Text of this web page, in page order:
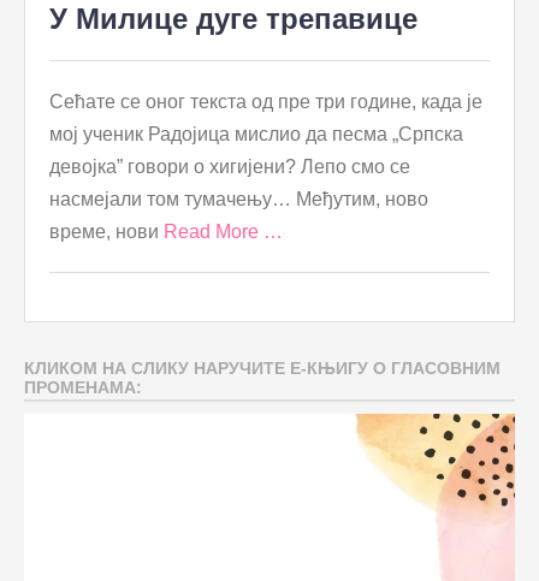
У Милице дуге трепавице
Сећате се оног текста од пре три године, када је
мој ученик Радојица мислио да песма „Српска
девојка” говори о хигијени? Лепо смо се
насмејали том тумачењу… Међутим, ново
време, нови Read More …
КЛИКОМ НА СЛИКУ НАРУЧИТЕ Е-КЊИГУ О ГЛАСОВНИМ
ПРОМЕНАМА: